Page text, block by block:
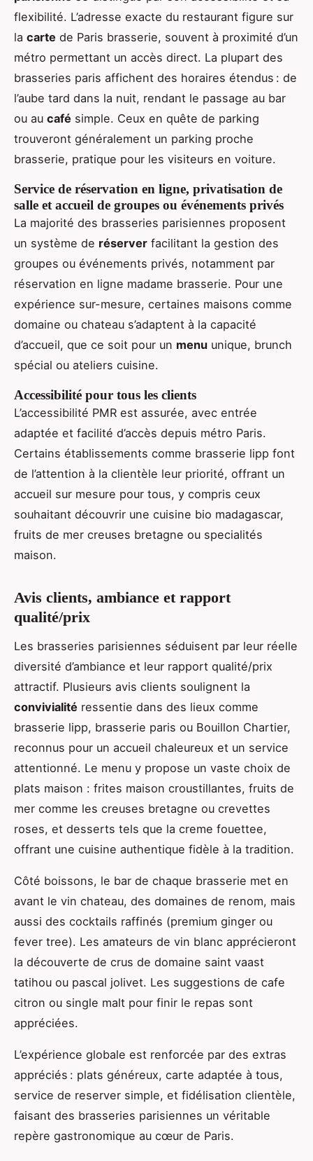
flexibilité. L’adresse exacte du restaurant figure sur
la carte de Paris brasserie, souvent à proximité d’un
métro permettant un accès direct. La plupart des
brasseries paris affichent des horaires étendus : de
l’aube tard dans la nuit, rendant le passage au bar
ou au café simple. Ceux en quête de parking
trouveront généralement un parking proche
brasserie, pratique pour les visiteurs en voiture.
Service de réservation en ligne, privatisation de
salle et accueil de groupes ou événements privés
La majorité des brasseries parisiennes proposent
un système de réserver facilitant la gestion des
groupes ou événements privés, notamment par
réservation en ligne madame brasserie. Pour une
expérience sur-mesure, certaines maisons comme
domaine ou chateau s’adaptent à la capacité
d’accueil, que ce soit pour un menu unique, brunch
spécial ou ateliers cuisine.
Accessibilité pour tous les clients
L’accessibilité PMR est assurée, avec entrée
adaptée et facilité d’accès depuis métro Paris.
Certains établissements comme brasserie lipp font
de l’attention à la clientèle leur priorité, offrant un
accueil sur mesure pour tous, y compris ceux
souhaitant découvrir une cuisine bio madagascar,
fruits de mer creuses bretagne ou specialités
maison.
Avis clients, ambiance et rapport
qualité/prix
Les brasseries parisiennes séduisent par leur réelle
diversité d’ambiance et leur rapport qualité/prix
attractif. Plusieurs avis clients soulignent la
convivialité ressentie dans des lieux comme
brasserie lipp, brasserie paris ou Bouillon Chartier,
reconnus pour un accueil chaleureux et un service
attentionné. Le menu y propose un vaste choix de
plats maison : frites maison croustillantes, fruits de
mer comme les creuses bretagne ou crevettes
roses, et desserts tels que la creme fouettee,
offrant une cuisine authentique fidèle à la tradition.
Côté boissons, le bar de chaque brasserie met en
avant le vin chateau, des domaines de renom, mais
aussi des cocktails raffinés (premium ginger ou
fever tree). Les amateurs de vin blanc apprécieront
la découverte de crus de domaine saint vaast
tatihou ou pascal jolivet. Les suggestions de cafe
citron ou single malt pour finir le repas sont
appréciées.
L’expérience globale est renforcée par des extras
appréciés : plats généreux, carte adaptée à tous,
service de reserver simple, et fidélisation clientèle,
faisant des brasseries parisiennes un véritable
repère gastronomique au cœur de Paris.